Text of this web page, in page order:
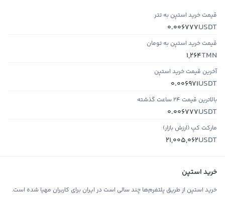
قیمت خرید استپن به تتر
USDT
0.006777
قیمت خرید استپن به تومان
TMN
1,264
آخرین قیمت خرید استپن
USDT
0.006971
بالاترین قیمت ۲۴ ساعت گذشته
USDT
0.006777
مارکت کپ (ارزش بازار)
USDT
21,005,062
خرید استپن
خرید استپن از طریق پلتفرم‌ها چند سالی است در ایران برای کاربران مهیا شده است.